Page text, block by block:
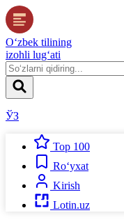
O‘zbek tilining
izohli lug‘ati
ЎЗ
Top 100
Ro‘yxat
Kirish
Lotin.uz